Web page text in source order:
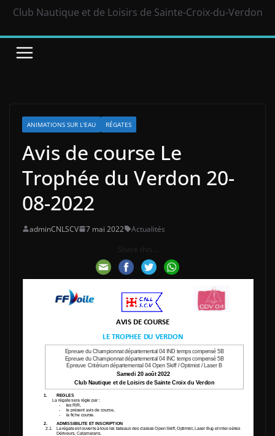
Club Nautique et de Loisirs de Sainte-Croix-du-Verdon
ANIMATIONS SUR L'EAU RÉGATES
Avis de course Le
Trophée du Verdon 20-
08-2022
adminCNLSCV 7 mai 2022
Actualités
Share this...